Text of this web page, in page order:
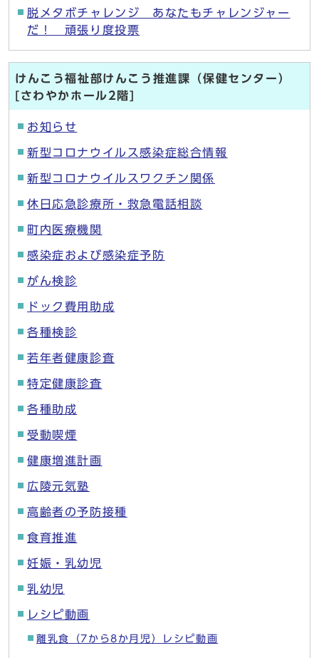
脱メタボチャレンジ あなたもチャレンジャー
だ！ 頑張り度投票
けんこう福祉部けんこう推進課（保健センター）
[さわやかホール2階]
お知らせ
新型コロナウイルス感染症総合情報
新型コロナウイルスワクチン関係
休日応急診療所・救急電話相談
町内医療機関
感染症および感染症予防
がん検診
ドック費用助成
各種検診
若年者健康診査
特定健康診査
各種助成
受動喫煙
健康増進計画
広陵元気塾
高齢者の予防接種
食育推進
妊娠・乳幼児
乳幼児
レシピ動画
離乳食（7から8か月児）レシピ動画